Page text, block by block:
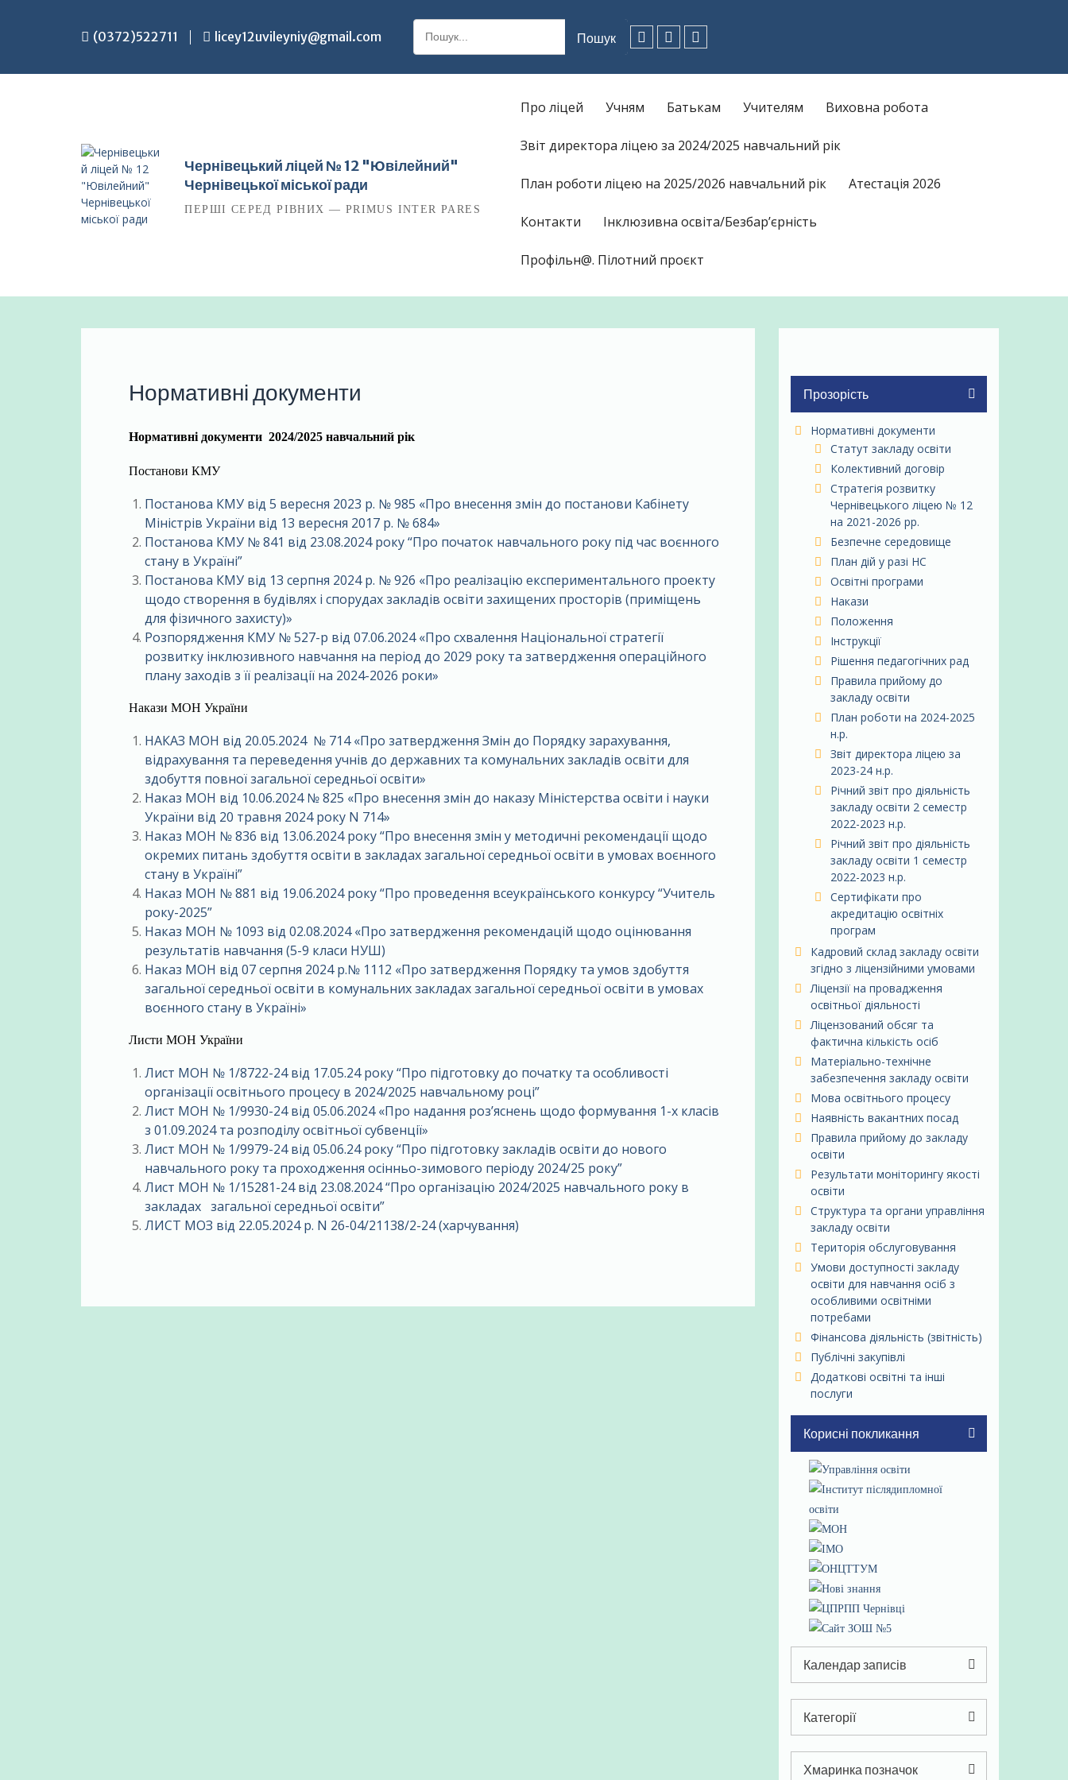
(0372)522711 licey12uvileyniy@gmail.com
Шукати:
Чернівецький ліцей № 12 "Ювілейний"
Чернівецької міської ради
ПЕРШІ СЕРЕД РІВНИХ — PRIMUS INTER PARES
Про ліцей Учням Батькам Учителям Виховна робота
Звіт директора ліцею за 2024/2025 навчальний рік
План роботи ліцею на 2025/2026 навчальний рік Атестація 2026
Контакти Інклюзивна освіта/Безбар’єрність
Профільн@. Пілотний проєкт
Нормативні документи
Нормативні документи 2024/2025 навчальний рік
Постанови КМУ
Постанова КМУ від 5 вересня 2023 р. № 985 «Про внесення змін до постанови Кабінету
Міністрів України від 13 вересня 2017 р. № 684»
Постанова КМУ № 841 від 23.08.2024 року “Про початок навчального року під час воєнного
стану в Україні”
Постанова КМУ від 13 серпня 2024 р. № 926 «Про реалізацію експериментального проекту
щодо створення в будівлях і спорудах закладів освіти захищених просторів (приміщень
для фізичного захисту)»
Розпорядження КМУ № 527-р від 07.06.2024 «Про схвалення Національної стратегії
розвитку інклюзивного навчання на період до 2029 року та затвердження операційного
плану заходів з її реалізації на 2024-2026 роки»
Накази МОН України
НАКАЗ МОН від 20.05.2024 № 714 «Про затвердження Змін до Порядку зарахування,
відрахування та переведення учнів до державних та комунальних закладів освіти для
здобуття повної загальної середньої освіти»
Наказ МОН від 10.06.2024 № 825 «Про внесення змін до наказу Міністерства освіти і науки
України від 20 травня 2024 року N 714»
Наказ МОН № 836 від 13.06.2024 року “Про внесення змін у методичні рекомендації щодо
окремих питань здобуття освіти в закладах загальної середньої освіти в умовах воєнного
стану в Україні”
Наказ МОН № 881 від 19.06.2024 року “Про проведення всеукраїнського конкурсу “Учитель
року-2025”
Наказ МОН № 1093 від 02.08.2024 «Про затвердження рекомендацій щодо оцінювання
результатів навчання (5-9 класи НУШ)
Наказ МОН від 07 серпня 2024 р.№ 1112 «Про затвердження Порядку та умов здобуття
загальної середньої освіти в комунальних закладах загальної середньої освіти в умовах
воєнного стану в Україні»
Листи МОН України
Лист МОН № 1/8722-24 від 17.05.24 року “Про підготовку до початку та особливості
організації освітнього процесу в 2024/2025 навчальному році”
Лист МОН № 1/9930-24 від 05.06.2024 «Про надання роз’яснень щодо формування 1-х класів
з 01.09.2024 ​та розподілу освітньої субвенції»
Лист МОН № 1/9979-24 від 05.06.24 року “Про підготовку закладів освіти до нового
навчального року та проходження осінньо-зимового періоду 2024/25 року”
Лист МОН № 1/15281-24 від 23.08.2024 “Про організацію 2024/2025 навчального року в
закладах загальної середньої освіти”
ЛИСТ МОЗ від 22.05.2024 р. N 26-04/21138/2-24 (харчування)
Прозорість
Нормативні документи
Статут закладу освіти
Колективний договір
Стратегія розвитку
Чернівецького ліцею № 12
на 2021-2026 рр.
Безпечне середовище
План дій у разі НС
Освітні програми
Накази
Положення
Інструкції
Рішення педагогічних рад
Правила прийому до
закладу освіти
План роботи на 2024-2025
н.р.
Звіт директора ліцею за
2023-24 н.р.
Річний звіт про діяльність
закладу освіти 2 семестр
2022-2023 н.р.
Річний звіт про діяльність
закладу освіти 1 семестр
2022-2023 н.р.
Сертифікати про
акредитацію освітніх
програм
Кадровий склад закладу освіти
згідно з ліцензійними умовами
Ліцензії на провадження
освітньої діяльності
Ліцензований обсяг та
фактична кількість осіб
Матеріально-технічне
забезпечення закладу освіти
Мова освітнього процесу
Наявність вакантних посад
Правила прийому до закладу
освіти
Результати моніторингу якості
освіти
Структура та органи управління
закладу освіти
Територія обслуговування
Умови доступності закладу
освіти для навчання осіб з
особливими освітніми
потребами
Фінансова діяльність (звітність)
Публічні закупівлі
Додаткові освітні та інші
послуги
Корисні покликання
Календар записів
Серпень 2026
1
2
Категорії
Категорії
Хмаринка позначок